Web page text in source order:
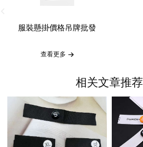
服裝懸掛價格吊牌批發
查看更多
相关文章推荐